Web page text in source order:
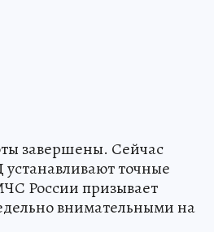
завершены. Сейчас
точные
России призывает
внимательными на